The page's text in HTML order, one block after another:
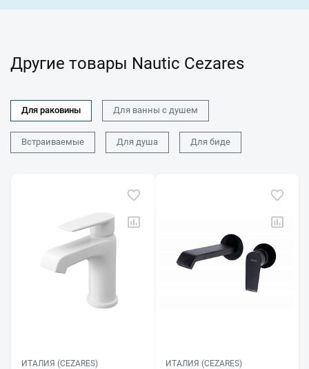
Другие товары Nautic Cezares
Для раковины Для ванны с душем
Встраиваемые Для душа Для биде
ИТАЛИЯ (CEZARES) ИТАЛИЯ (CEZARES)